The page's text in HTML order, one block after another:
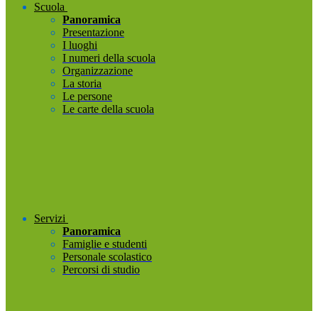
Scuola
Panoramica
Presentazione
I luoghi
I numeri della scuola
Organizzazione
La storia
Le persone
Le carte della scuola
Servizi
Panoramica
Famiglie e studenti
Personale scolastico
Percorsi di studio